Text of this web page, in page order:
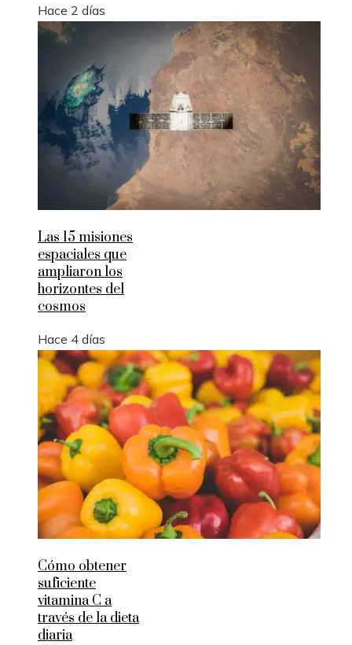
Hace 2 días
Las 15 misiones
espaciales que
ampliaron los
horizontes del
cosmos
Hace 4 días
Cómo obtener
suficiente
vitamina C a
través de la dieta
diaria